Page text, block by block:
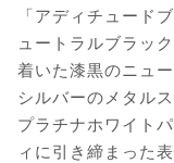
「アディチュード
ュートラルブラッ
着いた漆黒のニュ
シルバーのメタル
プラチナホワイト
ィに引き締まった